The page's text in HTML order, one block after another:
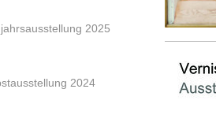
2025
2024